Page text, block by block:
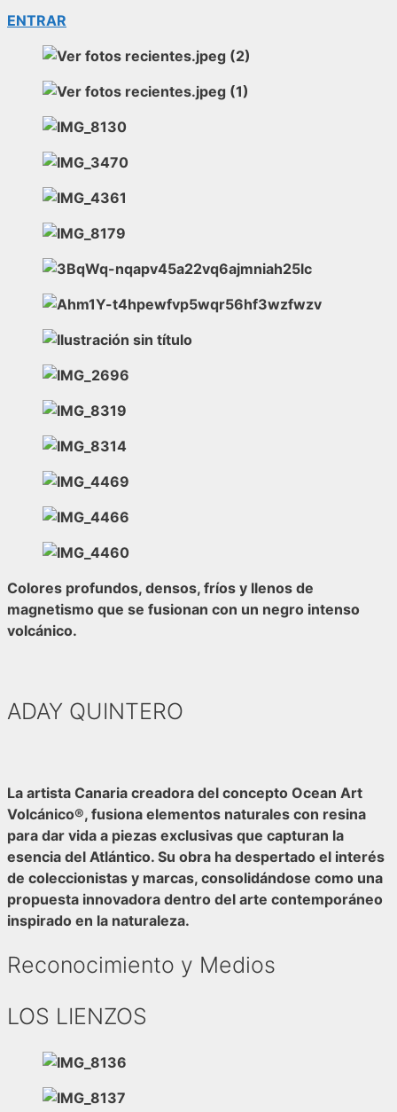
ENTRAR
Colores profundos, densos, fríos y llenos de
magnetismo que se fusionan con un negro intenso
volcánico.
ADAY QUINTERO
La artista Canaria creadora del concepto Ocean Art
Volcánico®, fusiona elementos naturales con resina
para dar vida a piezas exclusivas que capturan la
esencia del Atlántico. Su obra ha despertado el interés
de coleccionistas y marcas, consolidándose como una
propuesta innovadora dentro del arte contemporáneo
inspirado en la naturaleza.
Reconocimiento y Medios
LOS LIENZOS